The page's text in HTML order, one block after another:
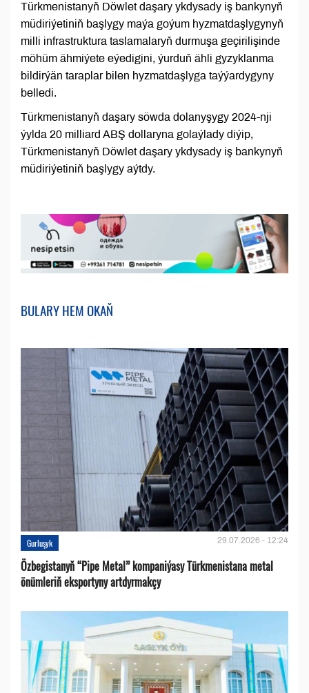
Türkmenistanyň Döwlet daşary ykdysady iş bankynyň
müdiriýetiniň başlygy maýa goýum hyzmatdaşlygynyň
milli infrastruktura taslamalaryň durmuşa geçirilişinde
möhüm ähmiýete eýedigini, ýurduň ähli gyzyklanma
bildirýän taraplar bilen hyzmatdaşlyga taýýardygyny
belledi.
Türkmenistanyň daşary söwda dolanyşygy 2024-nji
ýylda 20 milliard ABŞ dollaryna golaýlady diýip,
Türkmenistanyň Döwlet daşary ykdysady iş bankynyň
müdiriýetiniň başlygy aýtdy.
BULARY HEM OKAŇ
Gurluşyk 29.07.2026 - 12:24
Özbegistanyň “Pipe Metal” kompaniýasy Türkmenistana metal
önümleriň eksportyny artdyrmakçy